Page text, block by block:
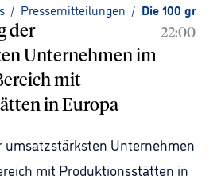
/ Pressemitteilungen / Die 100
der
Unternehmen im
mit
in Europa
22:00
umsatzstärksten Unternehmen
mit Produktionsstätten in